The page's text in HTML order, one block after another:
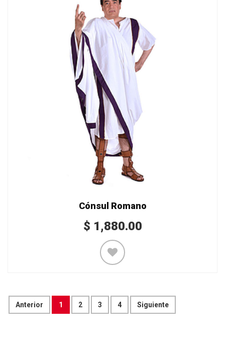
Cónsul Romano
$ 1,880.00
Anterior 1 2 3 4 Siguiente